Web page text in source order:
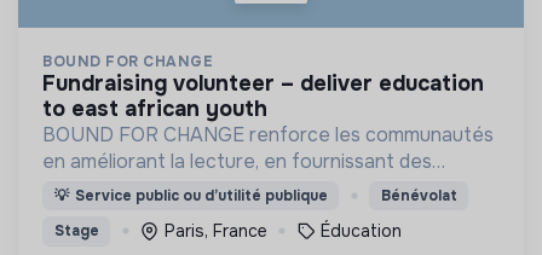
BOUND FOR CHANGE
fundraising volunteer – deliver education
to east african youth
BOUND FOR CHANGE renforce les communautés
en améliorant la lecture, en fournissant des
ressources et outils numériques, en soutenant les
enseignants et en créant des partenariats
durables.
💡 Service public ou d’utilité publique
Bénévolat
Stage
Paris, France Éducation